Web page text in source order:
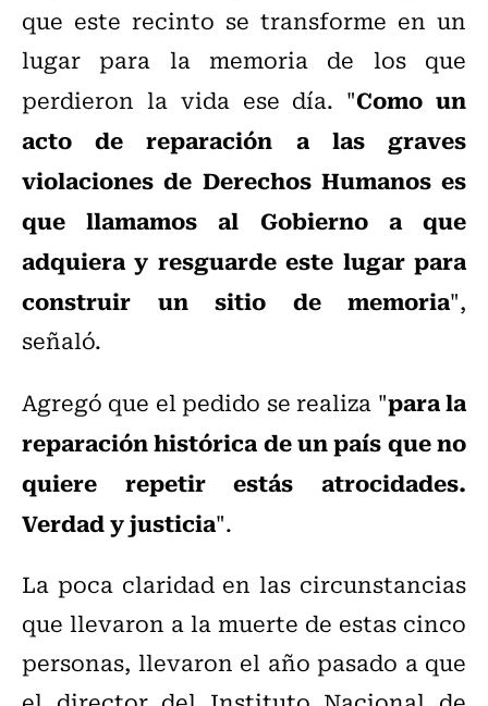
que este recinto se transforme en un
lugar para la memoria de los que
perdieron la vida ese día. "Como un
acto de reparación a las graves
violaciones de Derechos Humanos es
que llamamos al Gobierno a que
adquiera y resguarde este lugar para
construir un sitio de memoria",
señaló.
Agregó que el pedido se realiza "para la
reparación histórica de un país que no
quiere repetir estás atrocidades.
Verdad y justicia".
La poca claridad en las circunstancias
que llevaron a la muerte de estas cinco
personas, llevaron el año pasado a que